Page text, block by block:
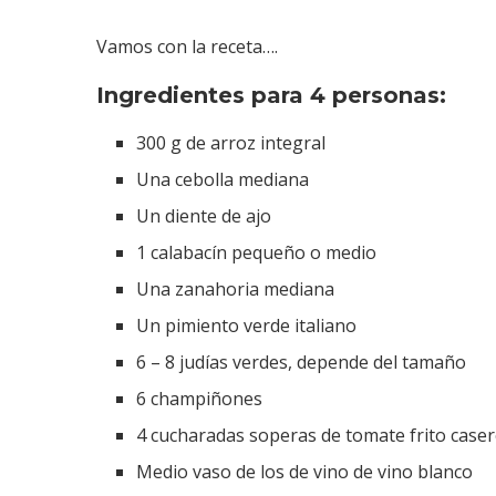
Vamos con la receta….
Ingredientes para 4 personas:
300 g de arroz integral
Una cebolla mediana
Un diente de ajo
1 calabacín pequeño o medio
Una zanahoria mediana
Un pimiento verde italiano
6 – 8 judías verdes, depende del tamaño
6 champiñones
4 cucharadas soperas de tomate frito
Medio vaso de los de vino de vino blanco